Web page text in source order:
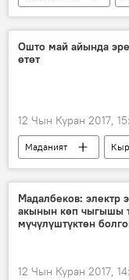
Видео
шаар
түн
Ошто май айында
өтөт
12 Чын Куран 2017,
Маданият
Спорт
панкратион
Мадалбеков: электр
акынын көп чыгышы
мүчүлүштүктөн
12 Чын Куран 2017,